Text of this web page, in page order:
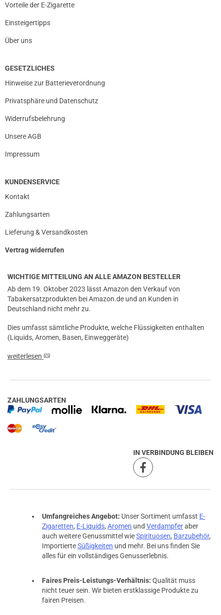
Vorteile der E-Zigarette
Einsteigertipps
Über uns
GESETZLICHES
Hinweise zur Batterieverordnung
Privatsphäre und Datenschutz
Widerrufsbelehrung
Unsere AGB
Impressum
KUNDENSERVICE
Kontakt
Zahlungsarten
Lieferung & Versandkosten
Vertrag widerrufen
WICHTIGE MITTEILUNG AN ALLE AMAZON BESTELLER
Ab dem 19. Oktober 2023 lässt Amazon den Verkauf von
Tabakersatzprodukten bei Amazon.de und an Kunden in
Deutschland nicht mehr zu.
Dies umfasst sämtliche Produkte, welche Flüssigkeiten enthalten
(Liquids, Aromen, Basen, Einweggeräte)
weiterlesen
ZAHLUNGSARTEN
IN VERBINDUNG BLEIBEN
Umfangreiches Angebot: Unser Sortiment umfasst E-
Zigaretten, E-Liquids, Aromen und Verdampferaber
auch weitere Genussmittel wieSpirituosen, Barzubehör,
ImportierteSüßigkeiten und mehr. Bei uns finden Sie
alles für ein vollständiges Genusserlebnis.
Faires Preis-Leistungs-Verhältnis: Qualität muss
nicht teuer sein. Wir bieten erstklassige Produkte zu
fairen Preisen.